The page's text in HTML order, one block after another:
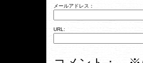
メールアドレス：
URL: